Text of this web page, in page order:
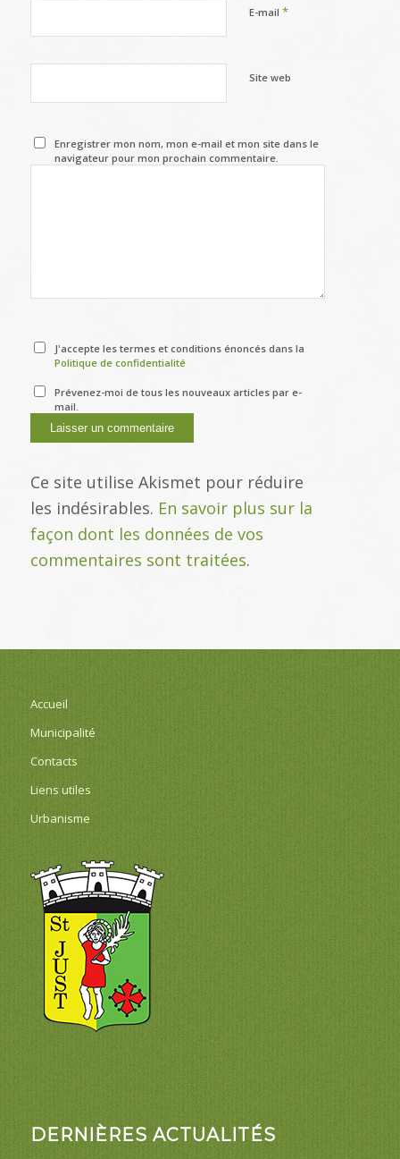
E-mail *
Site web
Enregistrer mon nom, mon e-mail et mon site dans le
navigateur pour mon prochain commentaire.
J'accepte les termes et conditions énoncés dans la
Politique de confidentialité
Prévenez-moi de tous les nouveaux articles par e-
mail.
Ce site utilise Akismet pour réduire
les indésirables. En savoir plus sur la
façon dont les données de vos
commentaires sont traitées.
Accueil
Municipalité
Contacts
Liens utiles
Urbanisme
DERNIÈRES ACTUALITÉS